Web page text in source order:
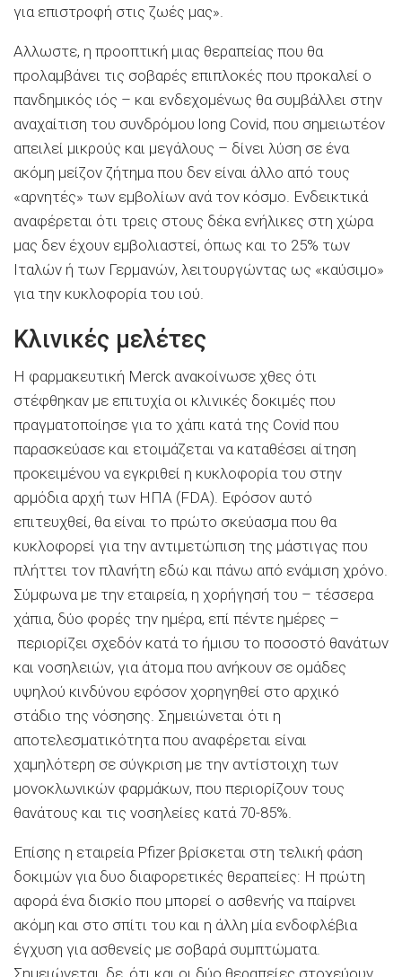
για επιστροφή στις ζωές μας».
Αλλωστε, η προοπτική μιας θεραπείας που θα
προλαμβάνει τις σοβαρές επιπλοκές που προκαλεί ο
πανδημικός ιός – και ενδεχομένως θα συμβάλλει στην
αναχαίτιση του συνδρόμου long Covid, που σημειωτέον
απειλεί μικρούς και μεγάλους – δίνει λύση σε ένα
ακόμη μείζον ζήτημα που δεν είναι άλλο από τους
«αρνητές» των εμβολίων ανά τον κόσμο. Ενδεικτικά
αναφέρεται ότι τρεις στους δέκα ενήλικες στη χώρα
μας δεν έχουν εμβολιαστεί, όπως και το 25% των
Ιταλών ή των Γερμανών, λειτουργώντας ως «καύσιμο»
για την κυκλοφορία του ιού.
Κλινικές μελέτες
Η φαρμακευτική Merck ανακοίνωσε χθες ότι
στέφθηκαν με επιτυχία οι κλινικές δοκιμές που
πραγματοποίησε για το χάπι κατά της Covid που
παρασκεύασε και ετοιμάζεται να καταθέσει αίτηση
προκειμένου να εγκριθεί η κυκλοφορία του στην
αρμόδια αρχή των ΗΠΑ (FDA). Εφόσον αυτό
επιτευχθεί, θα είναι το πρώτο σκεύασμα που θα
κυκλοφορεί για την αντιμετώπιση της μάστιγας που
πλήττει τον πλανήτη εδώ και πάνω από ενάμιση χρόνο.
Σύμφωνα με την εταιρεία, η χορήγησή του – τέσσερα
χάπια, δύο φορές την ημέρα, επί πέντε ημέρες –
περιορίζει σχεδόν κατά το ήμισυ το ποσοστό θανάτων
και νοσηλειών, για άτομα που ανήκουν σε ομάδες
υψηλού κινδύνου εφόσον χορηγηθεί στο αρχικό
στάδιο της νόσησης. Σημειώνεται ότι η
αποτελεσματικότητα που αναφέρεται είναι
χαμηλότερη σε σύγκριση με την αντίστοιχη των
μονοκλωνικών φαρμάκων, που περιορίζουν τους
θανάτους και τις νοσηλείες κατά 70-85%.
Επίσης η εταιρεία Pfizer βρίσκεται στη τελική φάση
δοκιμών για δυο διαφορετικές θεραπείες: Η πρώτη
αφορά ένα δισκίο που μπορεί ο ασθενής να παίρνει
ακόμη και στο σπίτι του και η άλλη μία ενδοφλέβια
έγχυση για ασθενείς με σοβαρά συμπτώματα.
Σημειώνεται, δε, ότι και οι δύο θεραπείες στοχεύουν